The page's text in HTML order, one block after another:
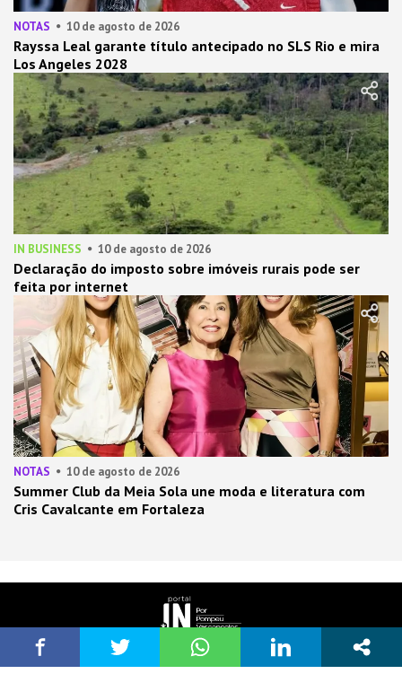
NOTAS 10 de agosto de 2026
Rayssa Leal garante título antecipado no SLS Rio e mira
Los Angeles 2028
IN BUSINESS 10 de agosto de 2026
Declaração do imposto sobre imóveis rurais pode ser
feita por internet
NOTAS 10 de agosto de 2026
Summer Club da Meia Sola une moda e literatura com
Cris Cavalcante em Fortaleza